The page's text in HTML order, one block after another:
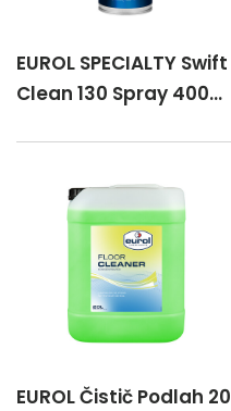
EUROL SPECIALTY Swift
Clean 130 Spray 400
EUROL Čistič Podlah 20